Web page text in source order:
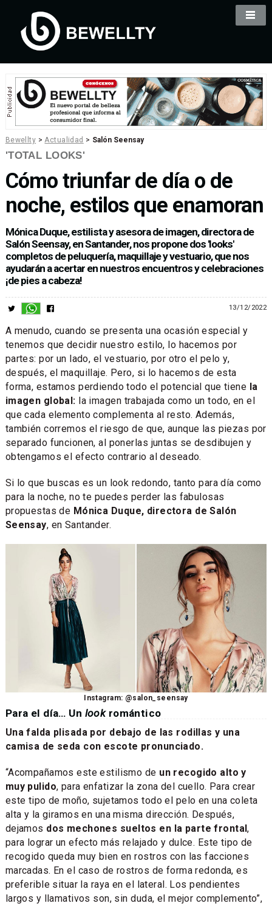
Bewellty >Actualidad > Salón Seensay
'TOTAL LOOKS'
Cómo triunfar de día o de
noche, estilos que enamoran
Mónica Duque, estilista y asesora de imagen, directora de
Salón Seensay, en Santander, nos propone dos 'looks'
completos de peluquería, maquillaje y vestuario, que nos
ayudarán a acertar en nuestros encuentros y celebraciones
¡de pies a cabeza!
13/12/2022
A menudo, cuando se presenta una ocasión especial y
tenemos que decidir nuestro estilo, lo hacemos por
partes: por un lado, el vestuario, por otro el pelo y,
después, el maquillaje. Pero, si lo hacemos de esta
forma, estamos perdiendo todo el potencial que tiene la
imagen global: la imagen trabajada como un todo, en el
que cada elemento complementa al resto. Además,
también corremos el riesgo de que, aunque las piezas por
separado funcionen, al ponerlas juntas se desdibujen y
obtengamos el efecto contrario al deseado.
Si lo que buscas es un look redondo, tanto para día como
para la noche, no te puedes perder las fabulosas
propuestas de Mónica Duque, directora de Salón
Seensay, en Santander.
Instagram: @salon_seensay
Para el día… Un lookromántico
Una falda plisada por debajo de las rodillas y una
camisa de seda con escote pronunciado.
“Acompañamos este estilismo de un recogido alto y
muy pulido, para enfatizar la zona del cuello. Para crear
este tipo de moño, sujetamos todo el pelo en una coleta
alta y la giramos en una misma dirección. Después,
dejamos dos mechones sueltos en la parte frontal,
para lograr un efecto más relajado y dulce. Este tipo de
recogido queda muy bien en rostros con las facciones
marcadas. En el caso de rostros de forma redonda, es
preferible situar la raya en el lateral. Los pendientes
largos y llamativos son, sin duda, el mejor complemento”,